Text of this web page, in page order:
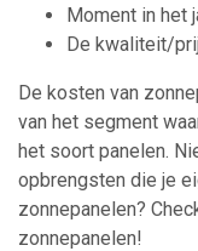
Moment in het
De kwaliteit/
De kosten van
van het segment
het soort panelen.
opbrengsten die je
zonnepanelen?
zonnepanelen!